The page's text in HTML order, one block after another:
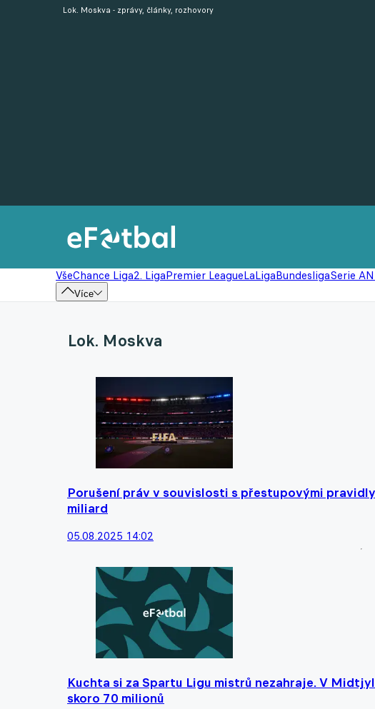
VšeChance Liga2. LigaPremier LeagueLaLigaBundesligaSerie A
Více
Lok. Moskva - zprávy, články, rozhovory
Lok. Moskva
Porušení práv v souvislosti s přestupovými
miliard
05.08.2025 14:02
Kuchta si za Spartu Ligu mistrů nezahraje. V
skoro 70 milionů